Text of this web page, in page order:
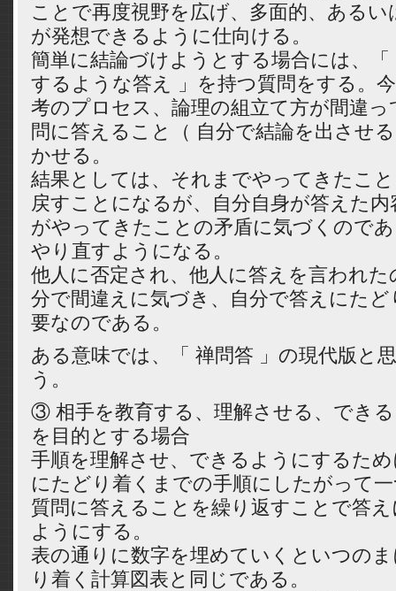
ことで再度視野を広げ、多面的、あるい
が発想できるように仕向ける。
簡単に結論づけようとする場合には、
するような答え 」を持つ質問をする。
考のプロセス、論理の組立て方が間違
問に答えること（ 自分で結論を出させ
かせる。
結果としては、それまでやってきたこ
戻すことになるが、自分自身が答えた
がやってきたことの矛盾に気づくので
やり直すようになる。
他人に否定され、他人に答えを言われ
分で間違えに気づき、自分で答えにた
要なのである。
ある意味では、「 禅問答 」の現代版と
う。
③ 相手を教育する、理解させる、でき
を目的とする場合
手順を理解させ、できるようにするた
にたどり着くまでの手順にしたがって
質問に答えることを繰り返すことで答
ようにする。
表の通りに数字を埋めていくといつの
り着く計算図表と同じである。